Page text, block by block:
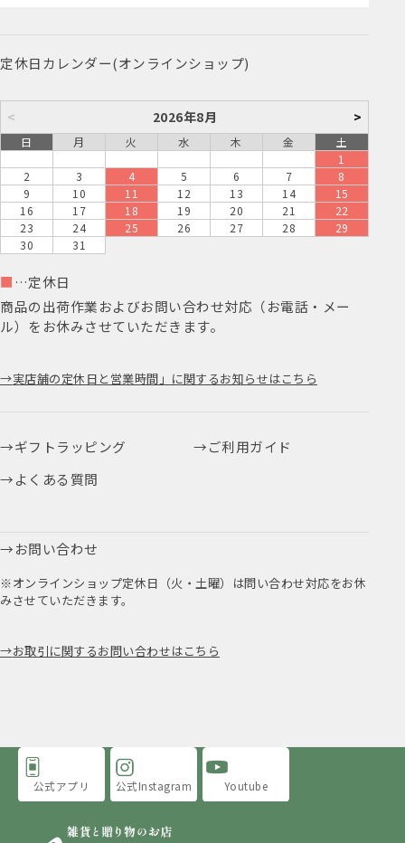
定休日カレンダー(オンラインショップ)
< 2026年8月 >
日 月 火 水 木 金
土
1
2
3 4 5 6 7
8
9
10 11 12 13 14
15
16
17 18 19 20 21
22
23
24 25 26 27 28
29
30
31
■ …定休日
商品の出荷作業およびお問い合わせ対応（お電話・メー
ル）をお休みさせていただきます。
実店舗の定休日と営業時間」に関するお知らせはこちら
ギフトラッピング
ご利用ガイド
よくある質問
お問い合わせ
※オンラインショップ定休日（火・土曜）は問い合わせ対応をお休
みさせていただきます。
お取引に関するお問い合わせはこちら
公式アプリ 公式Instagram Youtube